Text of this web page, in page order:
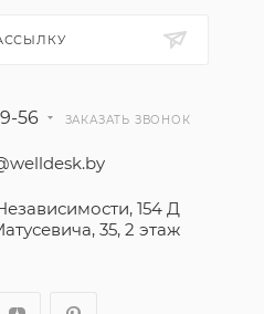
56 ЗАКАЗАТЬ ЗВОНОК
154 Д
35, 2 этаж